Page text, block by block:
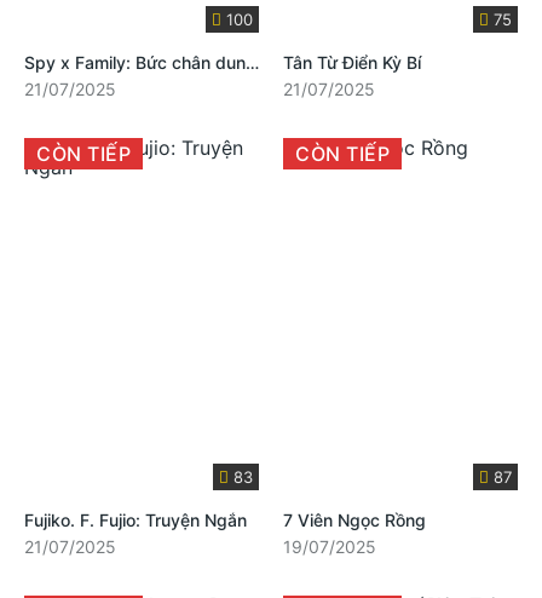
100
Spy x Family: Bức chân dung gia đình
21/07/2025
75
Tân Từ Điển Kỳ Bí
21/07/2025
83
CÒN TIẾP
Fujiko. F. Fujio: Truyện Ngắn
21/07/2025
87
CÒN TIẾP
7 Viên Ngọc Rồng
19/07/2025